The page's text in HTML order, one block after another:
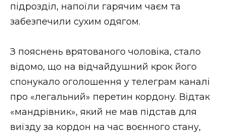
підрозділ, напоїли гарячим чаєм та
забезпечили сухим одягом.
З пояснень врятованого чоловіка, стало
відомо, що на відчайдушний крок його
спонукало оголошення у телеграм каналі
про «легальний» перетин кордону. Відтак
«мандрівник», який не мав підстав для
виїзду за кордон на час воєнного стану,